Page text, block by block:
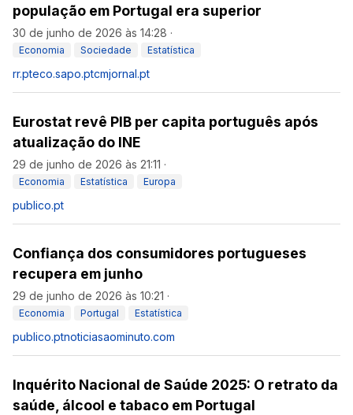
população em Portugal era superior
30 de junho de 2026 às 14:28 ·
Economia Sociedade Estatística
rr.pteco.sapo.ptcmjornal.pt
Eurostat revê PIB per capita português após
atualização do INE
29 de junho de 2026 às 21:11 ·
Economia Estatística Europa
publico.pt
Confiança dos consumidores portugueses
recupera em junho
29 de junho de 2026 às 10:21 ·
Economia Portugal Estatística
publico.ptnoticiasaominuto.com
Inquérito Nacional de Saúde 2025: O retrato da
saúde, álcool e tabaco em Portugal